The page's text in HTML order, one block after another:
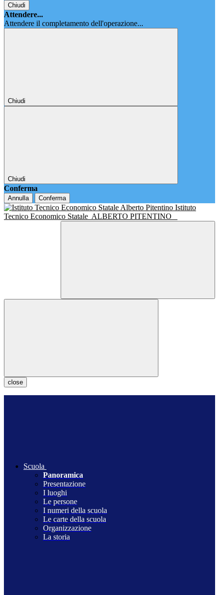
Chiudi
Attendere...
Attendere il completamento dell'operazione...
Chiudi
Chiudi
Conferma
Annulla Conferma
Istituto
Tecnico Economico Statale ALBERTO PITENTINO
close
Scuola
Panoramica
Presentazione
I luoghi
Le persone
I numeri della scuola
Le carte della scuola
Organizzazione
La storia